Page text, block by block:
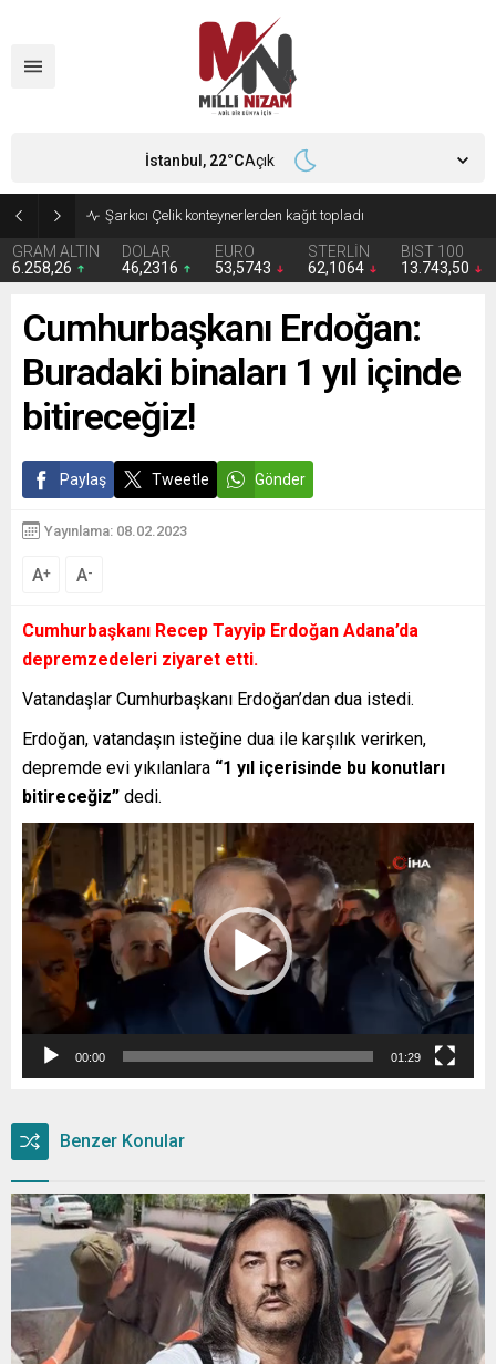
İran 2 ülkeyi birden vurdu
GRAM ALTIN
6.258,26
DOLAR
46,2316
EURO
53,5743
STERLİN
62,1064
BIST 100
13.743,50
İstanbul, 22°CAçık
Cumhurbaşkanı Erdoğan:
Buradaki binaları 1 yıl içinde
bitireceğiz!
Paylaş Tweetle Gönder
Yayınlama: 08.02.2023
A+ A-
Cumhurbaşkanı Recep Tayyip Erdoğan Adana’da
depremzedeleri ziyaret etti.
Vatandaşlar Cumhurbaşkanı Erdoğan’dan dua istedi.
Erdoğan, vatandaşın isteğine dua ile karşılık verirken,
depremde evi yıkılanlara “1 yıl içerisinde bu konutları
bitireceğiz” dedi.
Video
oynatıcı
00:00 01:29
Benzer Konular